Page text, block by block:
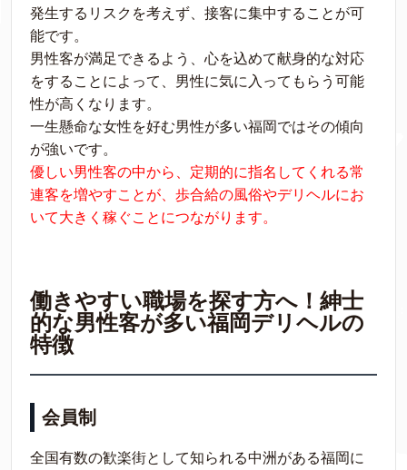
発生するリスクを考えず、接客に集中することが可
能です。
男性客が満足できるよう、心を込めて献身的な対応
をすることによって、男性に気に入ってもらう可能
性が高くなります。
一生懸命な女性を好む男性が多い福岡ではその傾向
が強いです。
優しい男性客の中から、定期的に指名してくれる常
連客を増やすことが、歩合給の風俗やデリヘルにお
いて大きく稼ぐことにつながります。
働きやすい職場を探す方へ！紳士
的な男性客が多い福岡デリヘルの
特徴
会員制
全国有数の歓楽街として知られる中洲がある福岡に